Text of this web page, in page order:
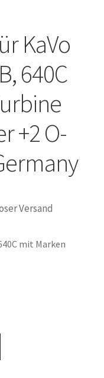
KaVo
640C
+2 O-
Versand
mit Marken